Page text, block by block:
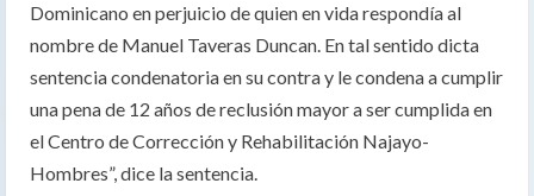
Dominicano en perjuicio de quien en vida respondía al
nombre de Manuel Taveras Duncan. En tal sentido dicta
sentencia condenatoria en su contra y le condena a cumplir
una pena de 12 años de reclusión mayor a ser cumplida en
el Centro de Corrección y Rehabilitación Najayo-
Hombres”, dice la sentencia.